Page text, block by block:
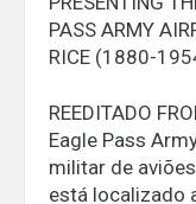
PASS ARMY
RICE (1880-
REEDITADO
Eagle Pass
militar de
está localizado